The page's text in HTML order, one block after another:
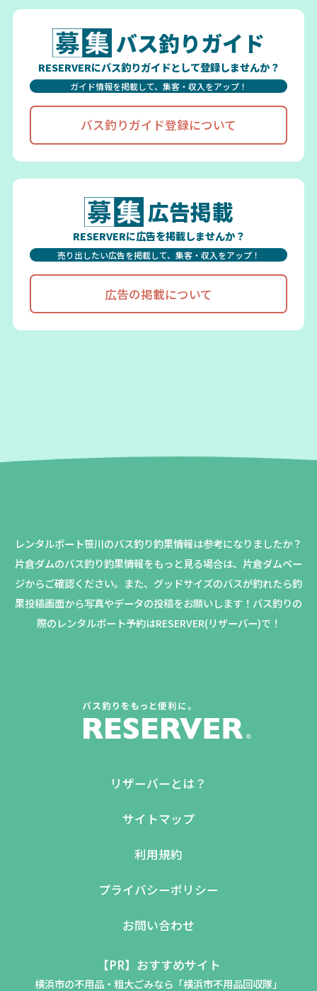
バス釣りガイド
RESERVERにバス釣りガイドとして登録しませんか？
ガイド情報を掲載して、集客・収入をアップ！
バス釣りガイド登録について
広告掲載
RESERVERに広告を掲載しませんか？
売り出したい広告を掲載して、集客・収入をアップ！
広告の掲載について
レンタルボート笹川のバス釣り釣果情報は参考になりましたか？
片倉ダムのバス釣り釣果情報をもっと見る場合は、片倉ダムペー
ジからご確認ください。 また、グッドサイズのバスが釣れたら釣
果投稿画面から写真やデータの投稿をお願いします！バス釣りの
際のレンタルボート予約はRESERVER(リザーバー)で！
リザーバーとは？
サイトマップ
利用規約
プライバシーポリシー
お問い合わせ
【PR】おすすめサイト
横浜市の不用品・粗大ごみなら「横浜市不用品回収隊」